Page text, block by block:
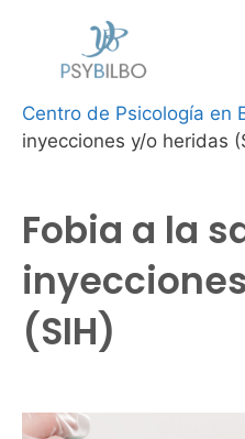
Centro de Psicología en
inyecciones y/o heridas
Fobia a la
(SIH)